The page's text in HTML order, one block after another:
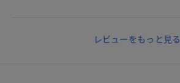
レビューをもっと見る